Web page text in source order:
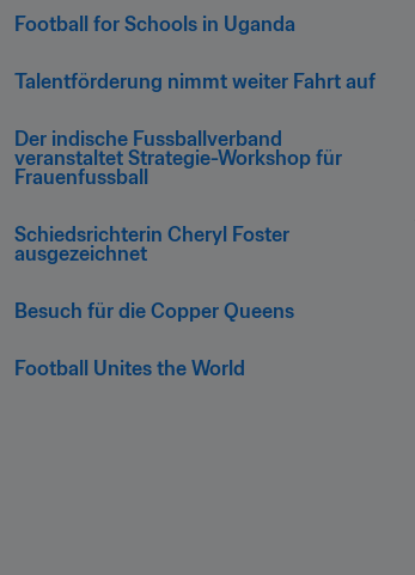
Football for Schools in Uganda
Talentförderung nimmt weiter Fahrt auf
Der indische Fussballverband
veranstaltet Strategie-Workshop für
Frauenfussball
Schiedsrichterin Cheryl Foster
ausgezeichnet
Besuch für die Copper Queens
Football Unites the World